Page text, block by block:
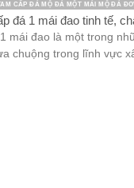
CẤP ĐÁ MỘ ĐÁ MỘT MÁI MỘ ĐÁ
đá 1 mái đao tinh tế,
mái đao là một trong
chuộng trong lĩnh vực